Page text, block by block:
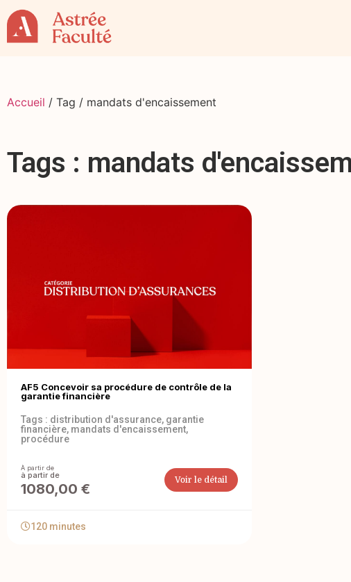
Accueil / Tag / mandats d'encaissement
Tags : mandats
AF5 Concevoir sa procédure de contrôle de la
garantie financière
Tags : distribution d'assurance, garantie
financière, mandats d'encaissement,
procédure
À partir de
1080,00 €
Voir le détail
120 minutes